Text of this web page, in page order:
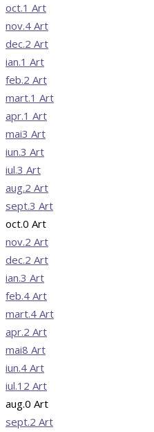
oct.1 Art
nov.4 Art
dec.2 Art
ian.1 Art
feb.2 Art
mart.1 Art
apr.1 Art
mai3 Art
iun.3 Art
iul.3 Art
aug.2 Art
sept.3 Art
oct.0 Art
nov.2 Art
dec.2 Art
ian.3 Art
feb.4 Art
mart.4 Art
apr.2 Art
mai8 Art
iun.4 Art
iul.12 Art
aug.0 Art
sept.2 Art